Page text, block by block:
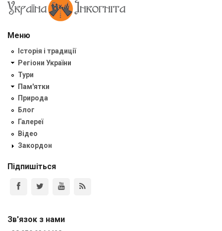
Меню
Історія і традиції
Регіони України
Тури
Пам'ятки
Природа
Блог
Галереї
Відео
Закордон
Підпишіться
Зв'язок з нами